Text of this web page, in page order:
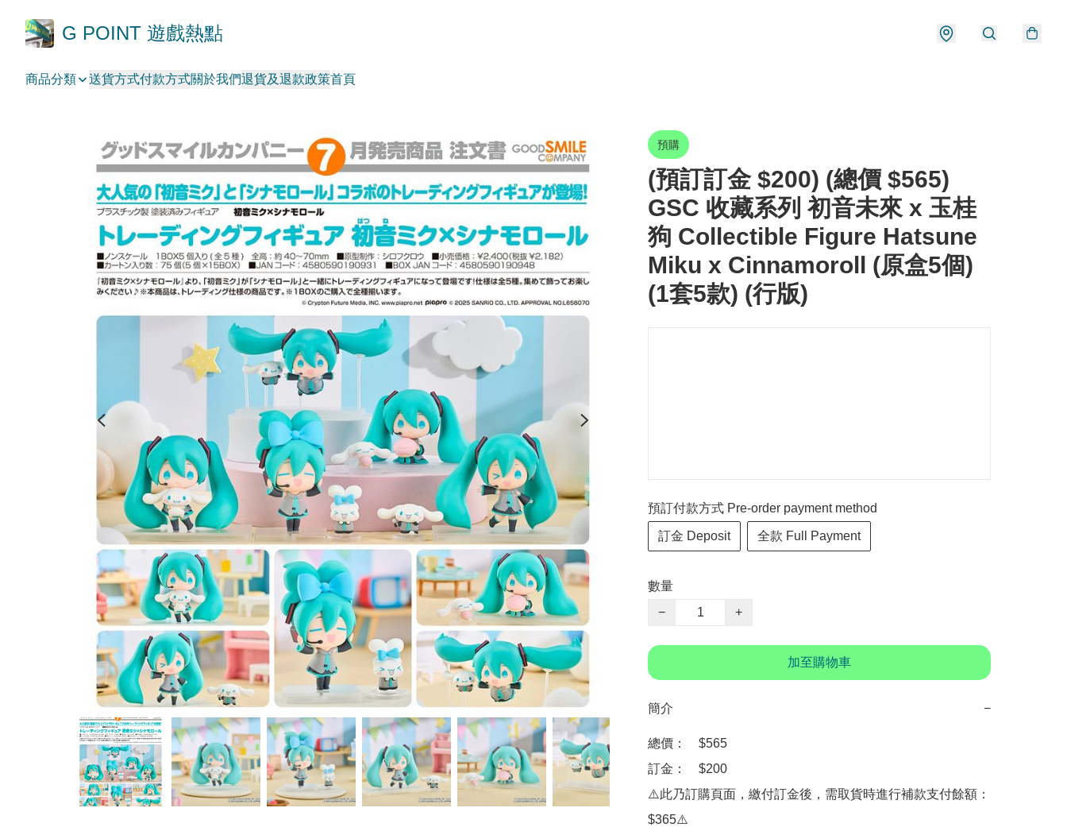
G POINT 遊戲熱點
商品分類 送貨方式付款方式關於我們退貨及退款政策首頁
預購
(預訂訂金 $200) (總價 $565)
GSC 收藏系列 初音未來 x 玉桂
狗 Collectible Figure Hatsune
Miku x Cinnamoroll (原盒5個)
(1套5款) (行版)
預訂付款方式 Pre-order payment method
訂金 Deposit 全款 Full Payment
數量
−
+
加至購物車
簡介 −
總價：　$565
訂金：　$200
⚠️此乃訂購頁面，繳付訂金後，需取貨時進行補款支付餘額：
$365⚠️